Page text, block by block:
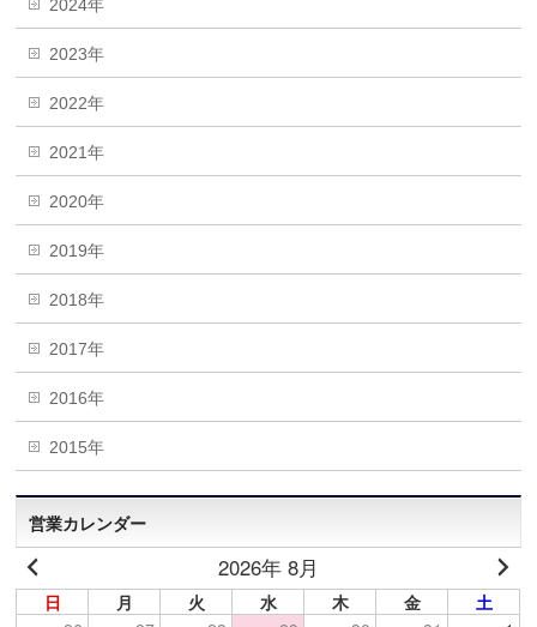
2024年
2023年
2022年
2021年
2020年
2019年
2018年
2017年
2016年
2015年
営業カレンダー
2026年 8月
日 月 火 水 木 金
土